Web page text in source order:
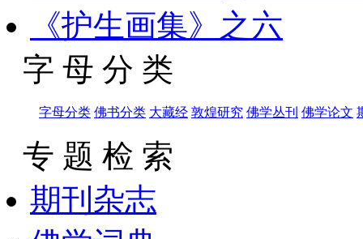
《护生画集》之六
字 母 分 类
字母分类 佛书分类 大藏经 敦煌研究 佛学丛刊 佛学论文
专 题 检 索
期刊杂志